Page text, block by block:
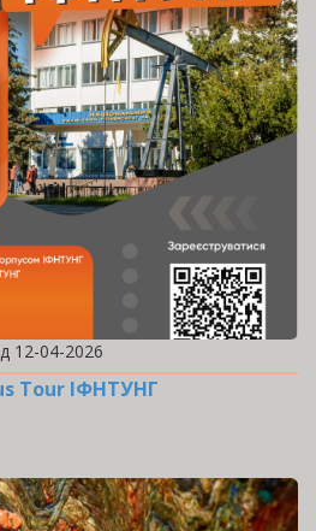
12-04-2026
Tour ІФНТУНГ